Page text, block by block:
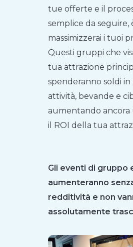
tue offerte e il
semplice da seguire,
massimizzerai i tuoi
Questi gruppi che
tua attrazione
spenderanno soldi in
attività, bevande e
aumentando ancora
il ROI della tua
Gli eventi di gruppo
aumenteranno
redditività e non
assolutamente